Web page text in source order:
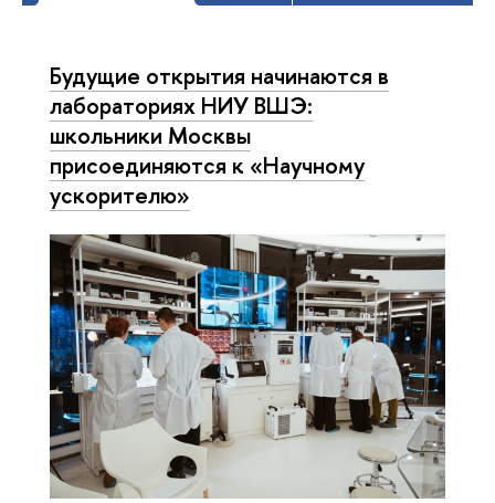
Будущие открытия начинаются в
лабораториях НИУ ВШЭ:
школьники Москвы
присоединяются к «Научному
ускорителю»